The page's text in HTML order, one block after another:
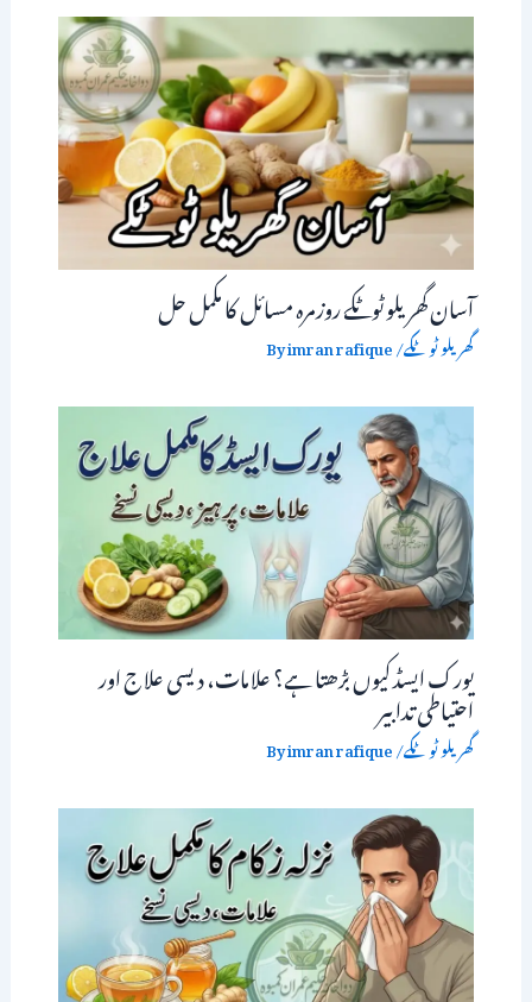
آسان گھریلو ٹوٹکے روزمرہ مسائل کا مکمل حل
گھریلو ٹوٹکے/ By
imran rafique
یورک ایسڈ کیوں بڑھتا ہے؟ علامات، دیسی علاج اور
احتیاطی تدابیر
گھریلو ٹوٹکے/ By
imran rafique